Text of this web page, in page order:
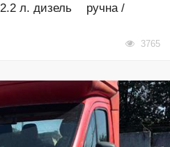
2.2 л. дизель
ручна /
3765